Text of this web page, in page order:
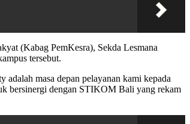
(Kabag PemKesra), Sekda Lesmana
tersebut.
masa depan pelayanan kami kepada
bersinergi dengan STIKOM Bali yang rekam